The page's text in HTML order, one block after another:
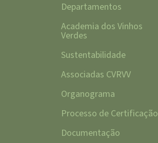
Departamentos
Academia dos Vinhos
Verdes
Sustentabilidade
Associadas CVRVV
Organograma
Processo de Certificação
Documentação